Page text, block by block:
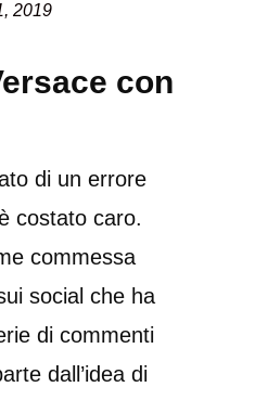
2019
con
di un errore
costato caro.
commessa
social che ha
di commenti
dall’idea di